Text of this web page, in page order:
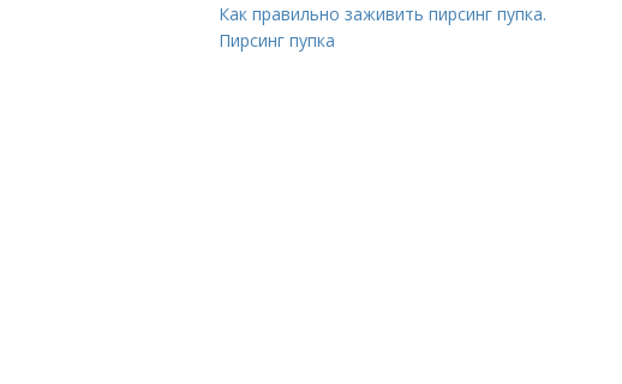
Как правильно заживить пирсинг пупка.
Пирсинг пупка